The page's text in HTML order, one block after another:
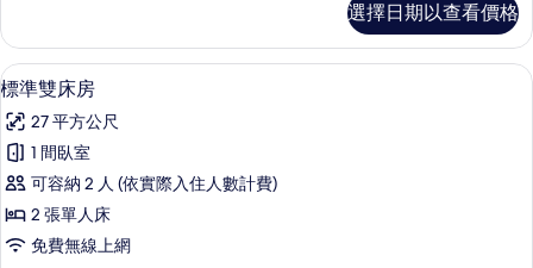
有
相
片
雙
人
房
詳
情
選擇日期以查看價格
顯
示
標
準
雙
床
羽絨被、客房內保險箱、書桌、熨斗/
2
標準雙床房
27 平方公尺
1 間臥室
可容納 2 人 (依實際入住人數計費)
2 張單人床
免費無線上網